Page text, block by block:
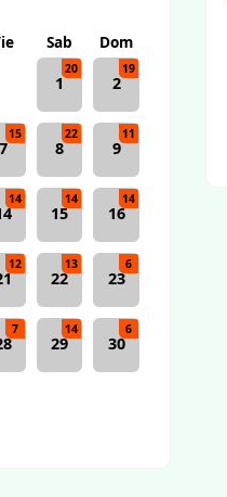
Sab
Dom
1
20
2
19
7
15
8
22
9
11
14
15
14
16
14
12
22
13
23
6
7
29
14
30
6